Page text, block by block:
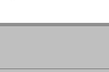
Kunststoff, exgeschützt f.
VKS-EX muss